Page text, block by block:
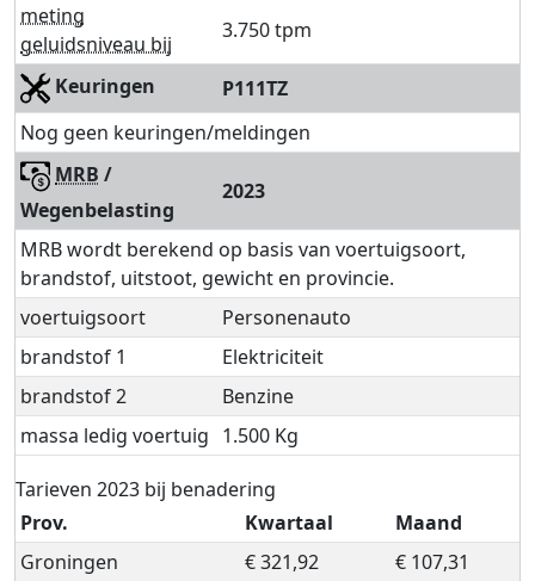
meting
geluidsniveau bij
3.750 tpm
Keuringen
P111TZ
Nog geen keuringen/meldingen
MRB /
Wegenbelasting
2023
MRB wordt berekend op basis van voertuigsoort,
brandstof, uitstoot, gewicht en provincie.
voertuigsoort
Personenauto
brandstof 1
Elektriciteit
brandstof 2
Benzine
massa ledig voertuig 1.500 Kg
Tarieven 2023 bij benadering
Prov.
Kwartaal
Maand
Groningen
€ 321,92
€ 107,31